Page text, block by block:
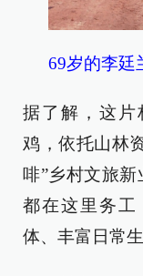
69岁的李廷
据了解，这片
鸡，依托山林
啡”乡村文旅
都在这里务工
体、丰富日常生